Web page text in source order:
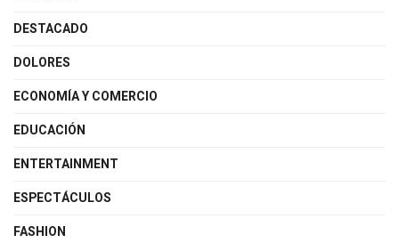
DESTACADO
DOLORES
ECONOMÍA Y COMERCIO
EDUCACIÓN
ENTERTAINMENT
ESPECTÁCULOS
FASHION